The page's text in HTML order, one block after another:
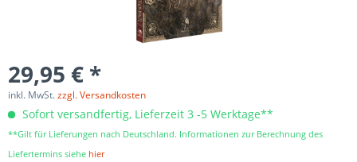
29,95 € *
inkl. MwSt.zzgl. Versandkosten
Sofort versandfertig, Lieferzeit 3 -5 Werktage**
**Gilt für Lieferungen nach Deutschland. Informationen zur Berechnung des
Liefertermins siehe hier